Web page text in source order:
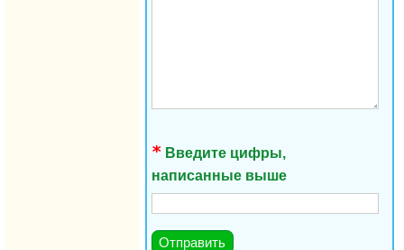
Введите цифры,
написанные выше